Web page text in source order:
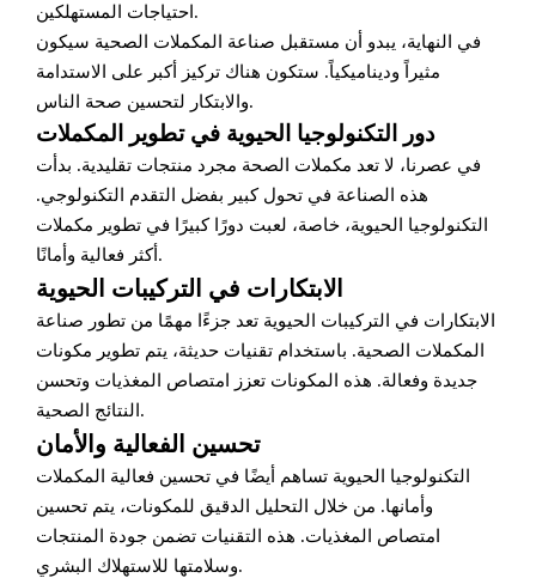
احتياجات المستهلكين.
في النهاية، يبدو أن مستقبل صناعة المكملات الصحية سيكون
مثيراً وديناميكياً. ستكون هناك تركيز أكبر على الاستدامة
والابتكار لتحسين صحة الناس.
دور التكنولوجيا الحيوية في تطوير المكملات
في عصرنا، لا تعد مكملات الصحة مجرد منتجات تقليدية. بدأت
هذه الصناعة في تحول كبير بفضل التقدم التكنولوجي.
التكنولوجيا الحيوية، خاصة، لعبت دورًا كبيرًا في تطوير مكملات
أكثر فعالية وأمانًا.
الابتكارات في التركيبات الحيوية
الابتكارات في التركيبات الحيوية تعد جزءًا مهمًا من تطور صناعة
المكملات الصحية. باستخدام تقنيات حديثة، يتم تطوير مكونات
جديدة وفعالة. هذه المكونات تعزز امتصاص المغذيات وتحسن
النتائج الصحية.
تحسين الفعالية والأمان
التكنولوجيا الحيوية تساهم أيضًا في تحسين فعالية المكملات
وأمانها. من خلال التحليل الدقيق للمكونات، يتم تحسين
امتصاص المغذيات. هذه التقنيات تضمن جودة المنتجات
وسلامتها للاستهلاك البشري.